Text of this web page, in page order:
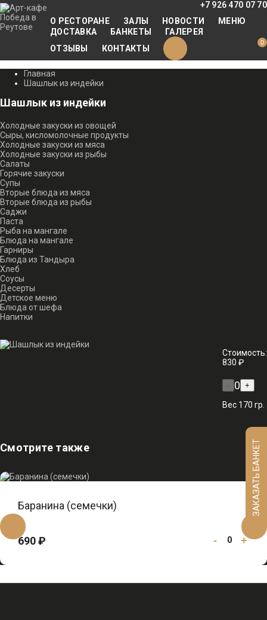
+7 926 470 07 70
О РЕСТОРАНЕ
ЗАЛЫ НОВОСТИ
МЕНЮ
ДОСТАВКА
БАНКЕТЫ
ГАЛЕРЕЯ
ОТЗЫВЫ
КОНТАКТЫ
0
Главная
Шашлык из индейки
Шашлык из индейки
Холодные закуски из овощей
Сыры, кисломолочные продукты
Холодные закуски из мяса
Холодные закуски из рыбы
Салаты
Горячие закуски
Супы
Вторые блюда из мяса
Вторые блюда из рыбы
Саджи
Паста
Рыба на мангале
Блюда на мангале
Гарниры
Блюда из Тандыра
Хлеб
Соусы
Десерты
Детское меню
Блюда от шефа
Напитки
Стоимость:
830 ₽
- 0 +
Вес 170 гр.
Смотрите также
Баранина (семечки)
690 ₽ - 0 +
ЗАКАЗАТЬ БАНКЕТ